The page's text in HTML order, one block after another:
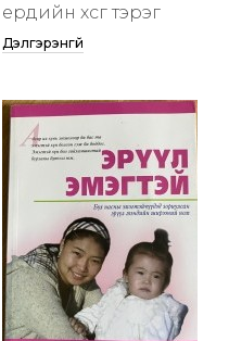
ердийн хөсөг тэрэг
Дэлгэрэнгүй